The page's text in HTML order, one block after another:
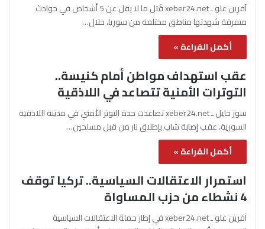
آفرين علو ـ xeber24.net قُتل ما لا يقل عن 5 أشخاص في حوادث
متفرقة شهدتها مناطق مختلفة من سوريا، خلال…
أكمل القراءة »
عقب استهداف مواطن أمام كنيسة..
التوترات الأمنية تتصاعد في اللاذقية
سوز خليل ـ xeber24.net تصاعدت حدة التوتر الأمني في مدينة اللاذقية
السورية، عقب إصابة شاب بإطلاق نار من قبل مسلحين…
أكمل القراءة »
استمرار الاعتقالات السياسية.. تركيا توقف
4 نشطاء من حزب المساواة
آفرين علو ـ xeber24.net في إطار حملة الاعتقالات السياسية